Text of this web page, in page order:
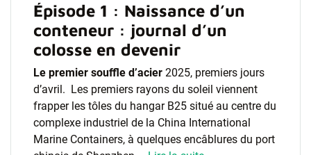
Épisode 1 : Naissance d’un
conteneur : journal d’un
colosse en devenir
Le premier souffle d’acier 2025, premiers jours
d’avril. Les premiers rayons du soleil viennent
frapper les tôles du hangar B25 situé au centre du
complexe industriel de la China International
Marine Containers, à quelques encâblures du port